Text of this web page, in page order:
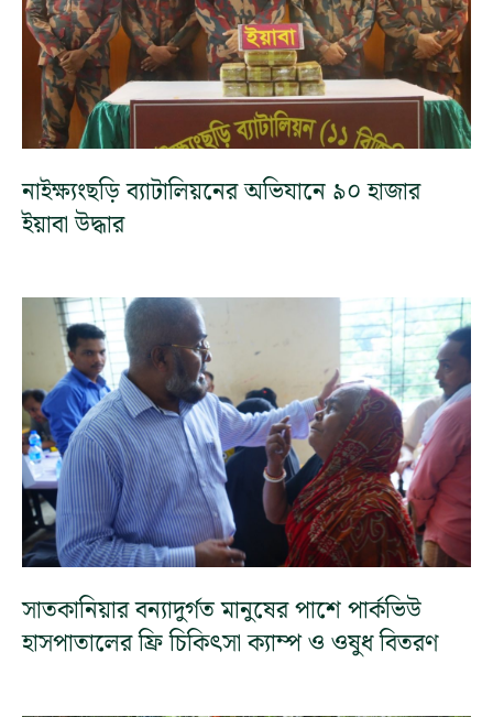
নাইক্ষ্যংছড়ি ব্যাটালিয়নের অভিযানে ৯০ হাজার
ইয়াবা উদ্ধার
সাতকানিয়ার বন্যাদুর্গত মানুষের পাশে পার্কভিউ
হাসপাতালের ফ্রি চিকিৎসা ক্যাম্প ও ওষুধ বিতরণ